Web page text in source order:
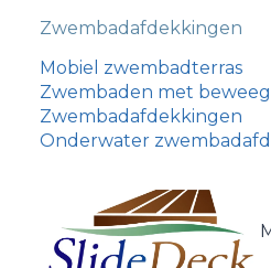
Zwembadafdekkingen
Mobiel zwembadterras
Zwembaden met
Zwembadafdekkingen
Onderwater